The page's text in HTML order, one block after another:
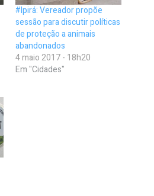
#Ipirá: Vereador propõe
sessão para discutir políticas
de proteção a animais
abandonados
4 maio 2017 - 18h20
Em "Cidades"